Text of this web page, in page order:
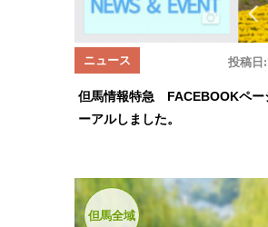
投稿日:
ニュース
但馬情報特急 FACEBOOKペー
ーアルしました。
但馬全域